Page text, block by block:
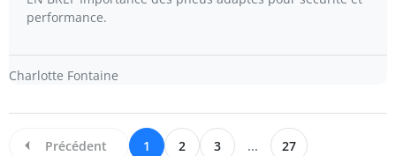
performance.
Charlotte Fontaine
Précédent 1 2 3 ... 27